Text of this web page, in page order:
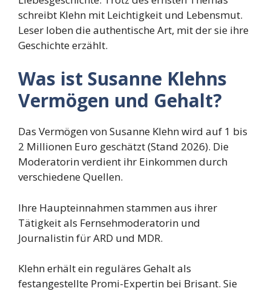
schreibt Klehn mit Leichtigkeit und Lebensmut.
Leser loben die authentische Art, mit der sie ihre
Geschichte erzählt.
Was ist Susanne Klehns
Vermögen und Gehalt?
Das Vermögen von Susanne Klehn wird auf 1 bis
2 Millionen Euro geschätzt (Stand 2026). Die
Moderatorin verdient ihr Einkommen durch
verschiedene Quellen.
Ihre Haupteinnahmen stammen aus ihrer
Tätigkeit als Fernsehmoderatorin und
Journalistin für ARD und MDR.
Klehn erhält ein reguläres Gehalt als
festangestellte Promi-Expertin bei Brisant. Sie